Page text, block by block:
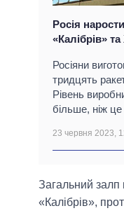
Росія
«Калібрів»
Росіяни
тридцять
Рівень
більше, ніж
23 червня 2023,
Загальний залп
«Калібрів»,